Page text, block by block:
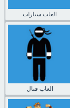
العاب سيارات
العاب قتال